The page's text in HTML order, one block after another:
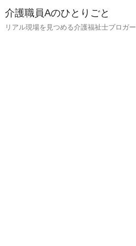
介護職員Aのひとりごと
リアル現場を見つめる介護福祉士ブロガー